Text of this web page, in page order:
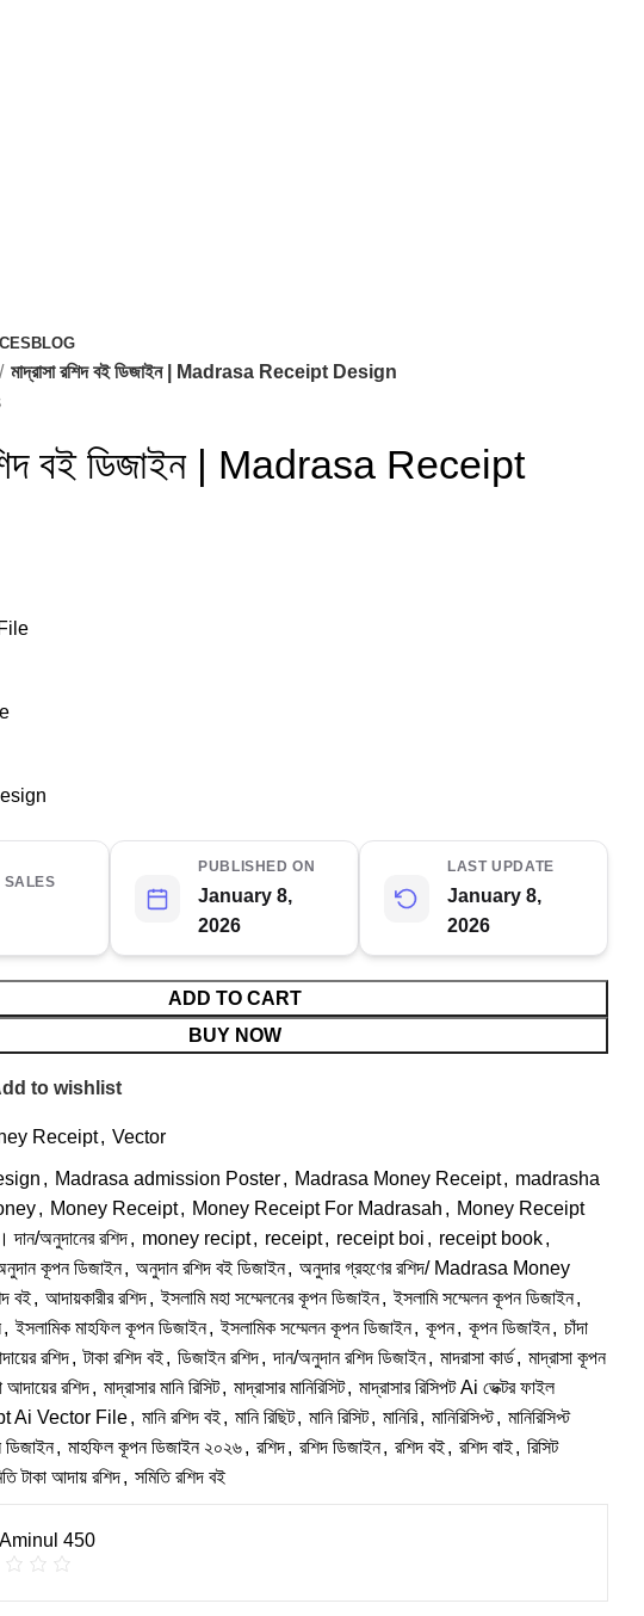
BLOG
মাদ্রাসা রশিদ বই ডিজাইন | Madrasa Receipt Design
বই ডিজাইন | Madrasa Receipt
SALES
PUBLISHED ON
January 8,
2026
LAST UPDATE
January 8,
2026
ADD TO CART
BUY NOW
to wishlist
Receipt, Vector
, Madrasa admission Poster, Madrasa Money Receipt, madrasha
, Money Receipt, Money Receipt For Madrasah , Money Receipt
অনুদানের রশিদ, money recipt, receipt, receipt boi , receipt book,
কূপন ডিজাইন, অনুদান রশিদ বই ডিজাইন, অনুদার গ্রহণের রশিদ/ Madrasa Money
বই, আদায়কারীর রশিদ, ইসলামি মহা সম্মেলনের কূপন ডিজাইন, ইসলামি সম্মেলন কূপন ডিজাইন,
, ইসলামিক মাহফিল কূপন ডিজাইন, ইসলামিক সম্মেলন কূপন ডিজাইন, কূপন, কূপন ডিজাইন, চাঁদা
রশিদ, টাকা রশিদ বই, ডিজাইন রশিদ, দান/অনুদান রশিদ ডিজাইন, মাদরাসা কার্ড, মাদ্রাসা কূপন
আদায়ের রশিদ, মাদ্রাসার মানি রিসিট, মাদ্রাসার মানিরিসিট, মাদ্রাসার রিসিপট Ai ভেক্টর ফাইল
Ai Vector File, মানি রশিদ বই, মানি রিছিট, মানি রিসিট, মানিরি, মানিরিসিপ্ট, মানিরিসিপ্ট
ডিজাইন, মাহফিল কূপন ডিজাইন ২০২৬, রশিদ, রশিদ ডিজাইন, রশিদ বই, রশিদ বাই, রিসিট
টাকা আদায় রশিদ, সমিতি রশিদ বই
450